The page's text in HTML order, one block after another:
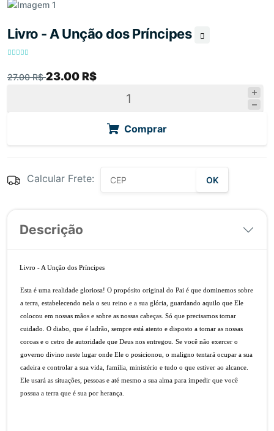
Livro - A Unção dos Príncipes
27.00 R$23.00 R$
Comprar
Calcular Frete: OK
Descrição
Livro - A Unção dos Príncipes
Esta é uma realidade gloriosa! O propósito original do Pai é que dominemos sobre
a terra, estabelecendo nela o seu reino e a sua glória, guardando aquilo que Ele
colocou em nossas mãos e sobre as nossas cabeças. Só que precisamos tomar
cuidado. O diabo, que é ladrão, sempre está atento e disposto a tomar as nossas
coroas e o cetro de autoridade que Deus nos entregou. Se você não exercer o
governo divino neste lugar onde Ele o posicionou, o maligno tentará ocupar a sua
cadeira e controlar a sua vida, família, ministério e tudo o que estiver ao alcance.
Ele usará as situações, pessoas e até mesmo a sua alma para impedir que você
possua a terra que é sua por herança.